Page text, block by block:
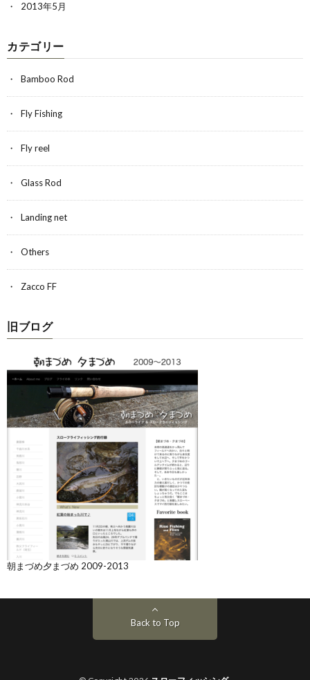
2013年5月
カテゴリー
Bamboo Rod
Fly Fishing
Fly reel
Glass Rod
Landing net
Others
Zacco FF
旧ブログ
朝まづめ夕まづめ 2009-2013
Back to Top